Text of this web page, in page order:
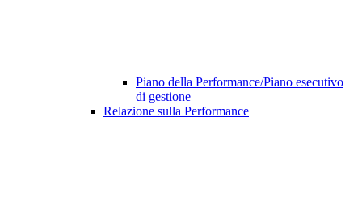
Piano della Performance/Piano esecutivo
di gestione
Relazione sulla Performance